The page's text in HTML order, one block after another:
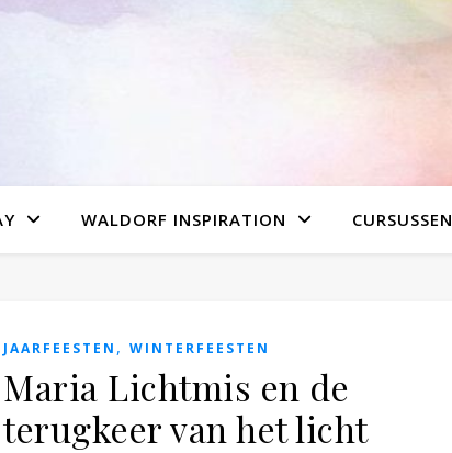
WALDORF INSPIRATION CURSUSSEN
JAARFEESTEN , WINTERFEESTEN
Maria Lichtmis en de
terugkeer van het licht